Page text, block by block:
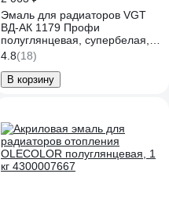
Эмаль для радиаторов VGT
ВД-АК 1179 Профи
полуглянцевая, супербелая,
2,5 кг 11613575
4.8(18)
В корзину